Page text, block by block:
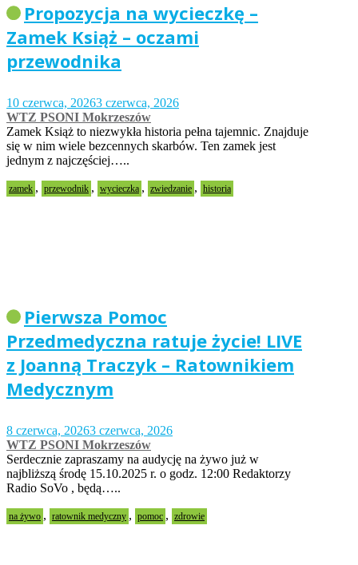
Propozycja na wycieczkę –
Zamek Książ – oczami
przewodnika
10 czerwca, 20263 czerwca, 2026
WTZ PSONI Mokrzeszów
Zamek Książ to niezwykła historia pełna tajemnic. Znajduje
się w nim wiele bezcennych skarbów. Ten zamek jest
jednym z najczęściej…..
zamek , przewodnik , wycieczka , zwiedzanie , historia
Pierwsza Pomoc
Przedmedyczna ratuje życie! LIVE
z Joanną Traczyk – Ratownikiem
Medycznym
8 czerwca, 20263 czerwca, 2026
WTZ PSONI Mokrzeszów
Serdecznie zapraszamy na audycję na żywo już w
najbliższą środę 15.10.2025 r. o godz. 12:00 Redaktorzy
Radio SoVo , będą…..
na żywo , ratownik medyczny , pomoc , zdrowie